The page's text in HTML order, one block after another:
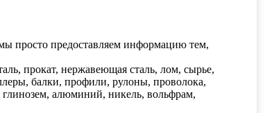
просто предоставляем информацию тем,
прокат, нержавеющая сталь, лом, сырье,
балки, профили, рулоны, проволока,
алюминий, никель, вольфрам,